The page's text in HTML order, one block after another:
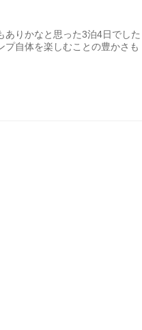
ありかなと思った3泊4日でした
プ自体を楽しむことの豊かさも